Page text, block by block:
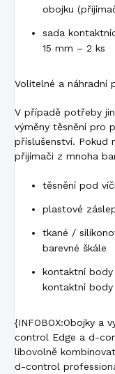
obojku
sada
15 mm – 2 ks
Volitelné a náhradní
V případě potřeby
výměny těsnění pro
příslušenství. Pokud
přijímači z mnoha
těsnění pod
plastové
tkané /
barevné škále
kontaktní
kontaktní
{INFOBOX:Obojky a
control Edge a d-
libovolně
d-control